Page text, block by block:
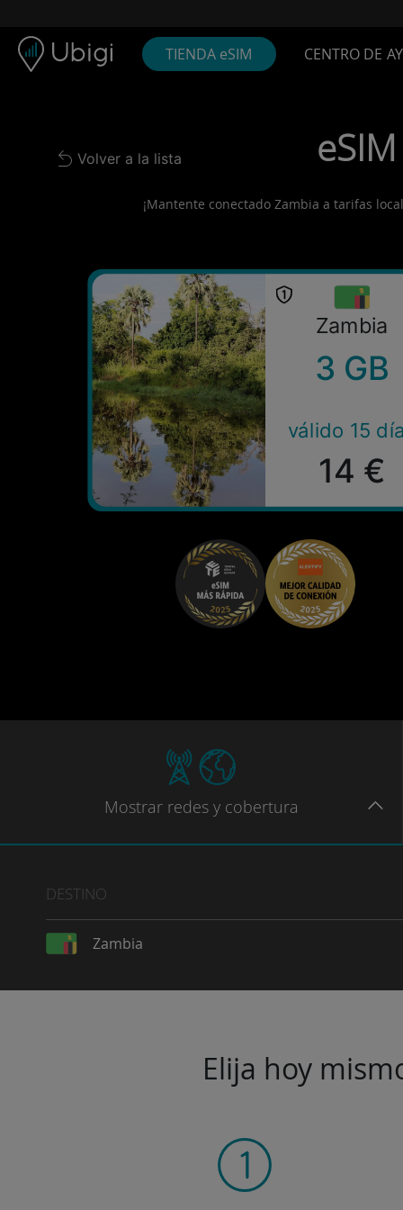
TIENDA eSIM CENTRO DE
Back to list
Volver a la lista
¡Mantente conectado Zambia a tarifas
Zambia
3 GB
válido 15
14 €
Mostrar redes y cobertura
DESTINO
Zambia
Elija hoy